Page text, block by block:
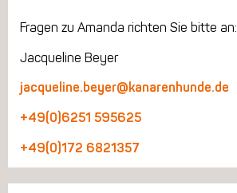
Fragen zu Amanda richten Sie bitte an:
Jacqueline Beyer
jacqueline.beyer@kanarenhunde.de
+49(0)6251 595625
+49(0)172 6821357